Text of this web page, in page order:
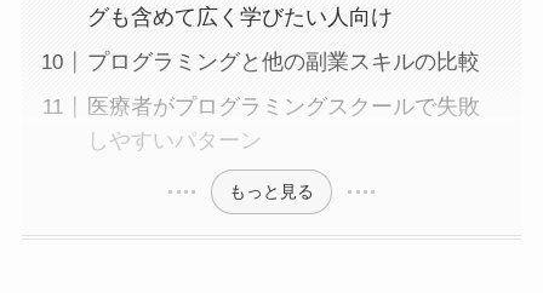
グも含めて広く学びたい人向け
プログラミングと他の副業スキルの比較
医療者がプログラミングスクールで失敗
しやすいパターン
もっと見る